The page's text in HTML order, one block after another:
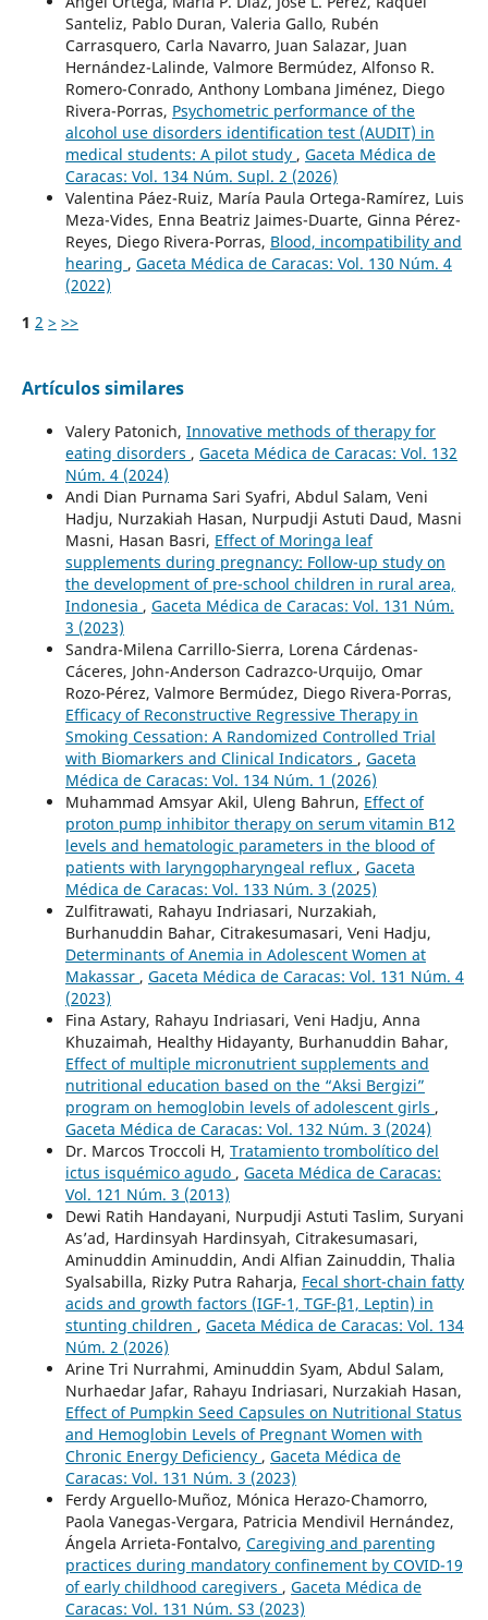
Santeliz, Pablo Duran, Valeria Gallo, Rubén
Carrasquero, Carla Navarro, Juan Salazar, Juan
Hernández-Lalinde, Valmore Bermúdez, Alfonso R.
Romero-Conrado, Anthony Lombana Jiménez, Diego
Rivera-Porras, Psychometric performance of the
alcohol use disorders identification test (AUDIT) in
medical students: A pilot study , Gaceta Médica de
Caracas: Vol. 134 Núm. Supl. 2 (2026)
Valentina Páez-Ruiz, María Paula Ortega-Ramírez, Luis
Meza-Vides, Enna Beatriz Jaimes-Duarte, Ginna Pérez-
Reyes, Diego Rivera-Porras, Blood, incompatibility and
hearing , Gaceta Médica de Caracas: Vol. 130 Núm. 4
(2022)
1 2 > >>
Artículos similares
Valery Patonich, Innovative methods of therapy for
eating disorders , Gaceta Médica de Caracas: Vol. 132
Núm. 4 (2024)
Andi Dian Purnama Sari Syafri, Abdul Salam, Veni
Hadju, Nurzakiah Hasan, Nurpudji Astuti Daud, Masni
Masni, Hasan Basri, Effect of Moringa leaf
supplements during pregnancy: Follow-up study on
the development of pre-school children in rural area,
Indonesia , Gaceta Médica de Caracas: Vol. 131 Núm.
3 (2023)
Sandra-Milena Carrillo-Sierra, Lorena Cárdenas-
Cáceres, John-Anderson Cadrazco-Urquijo, Omar
Rozo-Pérez, Valmore Bermúdez, Diego Rivera-Porras,
Efficacy of Reconstructive Regressive Therapy in
Smoking Cessation: A Randomized Controlled Trial
with Biomarkers and Clinical Indicators , Gaceta
Médica de Caracas: Vol. 134 Núm. 1 (2026)
Muhammad Amsyar Akil, Uleng Bahrun, Effect of
proton pump inhibitor therapy on serum vitamin B12
levels and hematologic parameters in the blood of
patients with laryngopharyngeal reflux , Gaceta
Médica de Caracas: Vol. 133 Núm. 3 (2025)
Zulfitrawati, Rahayu Indriasari, Nurzakiah,
Burhanuddin Bahar, Citrakesumasari, Veni Hadju,
Determinants of Anemia in Adolescent Women at
Makassar , Gaceta Médica de Caracas: Vol. 131 Núm. 4
(2023)
Fina Astary, Rahayu Indriasari, Veni Hadju, Anna
Khuzaimah, Healthy Hidayanty, Burhanuddin Bahar,
Effect of multiple micronutrient supplements and
nutritional education based on the “Aksi Bergizi”
program on hemoglobin levels of adolescent girls ,
Gaceta Médica de Caracas: Vol. 132 Núm. 3 (2024)
Dr. Marcos Troccoli H, Tratamiento trombolítico del
ictus isquémico agudo , Gaceta Médica de Caracas:
Vol. 121 Núm. 3 (2013)
Dewi Ratih Handayani, Nurpudji Astuti Taslim, Suryani
As’ad, Hardinsyah Hardinsyah, Citrakesumasari,
Aminuddin Aminuddin, Andi Alfian Zainuddin, Thalia
Syalsabilla, Rizky Putra Raharja, Fecal short-chain fatty
acids and growth factors (IGF-1, TGF-β1, Leptin) in
stunting children , Gaceta Médica de Caracas: Vol. 134
Núm. 2 (2026)
Arine Tri Nurrahmi, Aminuddin Syam, Abdul Salam,
Nurhaedar Jafar, Rahayu Indriasari, Nurzakiah Hasan,
Effect of Pumpkin Seed Capsules on Nutritional Status
and Hemoglobin Levels of Pregnant Women with
Chronic Energy Deficiency , Gaceta Médica de
Caracas: Vol. 131 Núm. 3 (2023)
Ferdy Arguello-Muñoz, Mónica Herazo-Chamorro,
Paola Vanegas-Vergara, Patricia Mendivil Hernández,
Ángela Arrieta-Fontalvo, Caregiving and parenting
practices during mandatory confinement by COVID-19
of early childhood caregivers , Gaceta Médica de
Caracas: Vol. 131 Núm. S3 (2023)